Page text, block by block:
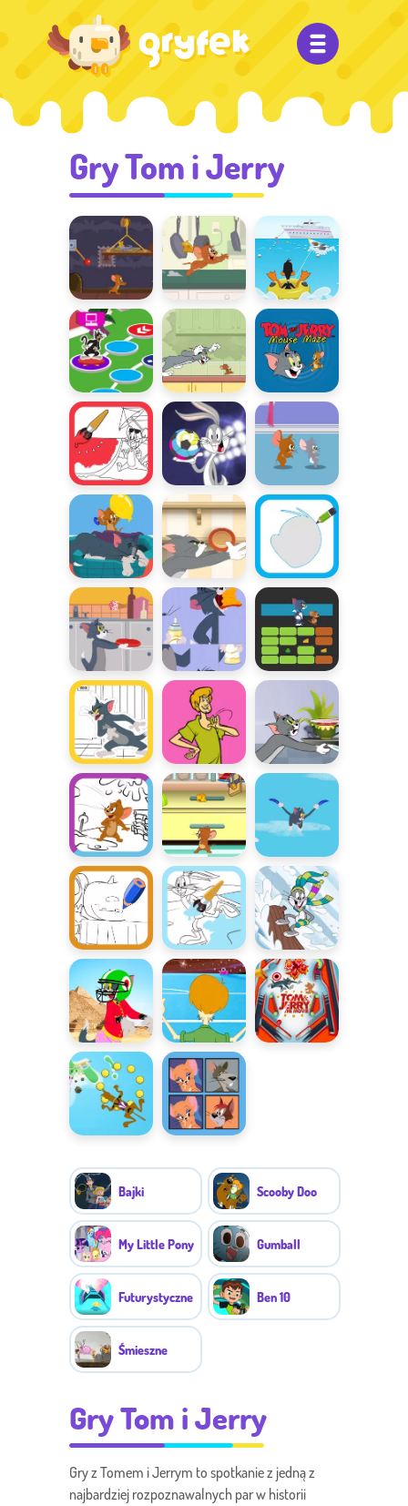
Gry Tom i Jerry
Mysia
ucieczka
Serowy
Rabuś
Zawody
sportowe
W pogoni za
Jerrym
Biegnij Jerry Mysi labirynt
Sztuka
chlapania:
Lato
Król
Strzelców
Pośpiech
Muzyczne
Schody
Gdzie jest
haczyk?
Rysujemy
Toma i
Jerrego
Nie narób
bałaganu
Zdjęciowy
Miszmasz
Muzyczne
Wyzwanie
Zabawy w
sztukę: Tom i
Jerry
Snap
Totalna
rozwałka
Twórcza
zabawa z
Tomem i
Jerrym
Żarłoczne
rozrabiaki
Latający Tom
Sztuka
chlapania:
Halloween
Sztuka
chlapania:
Święta
Różnice z
Boomerangiem
Przebierz się
Super
bramkarze
Tomem i
Bajki Scooby Doo
My Little Pony Gumball
Futurystyczne Ben 10
Śmieszne
Gry Tom i Jerry
Gry z Tomem i Jerrym to spotkanie z jedną z
najbardziej rozpoznawalnych par w historii